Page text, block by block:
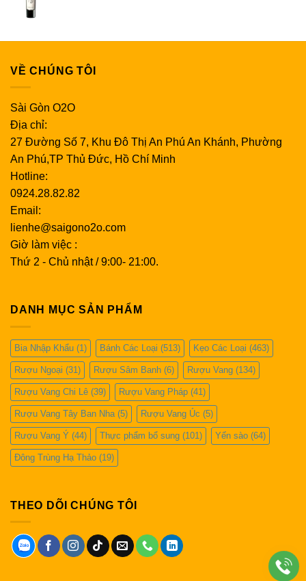
VỀ CHÚNG TÔI
Sài Gòn O2O
Địa chỉ:
27 Đường Số 7, Khu Đô Thị An Phú An Khánh, Phường
An Phú,TP Thủ Đức, Hồ Chí Minh
Hotline:
0924.28.82.82
Email:
lienhe@saigono2o.com
Giờ làm việc :
Thứ 2 - Chủ nhật / 9:00- 21:00.
DANH MỤC SẢN PHẨM
Bia Nhập Khẩu (1) Bánh Các Loại (513) Kẹo Các Loại (463)
Rượu Ngoại (31) Rượu Sâm Banh (6) Rượu Vang (134)
Rượu Vang Chi Lê (39) Rượu Vang Pháp (41)
Rượu Vang Tây Ban Nha (5) Rượu Vang Úc (5)
Rượu Vang Ý (44) Thực phẩm bổ sung (101) Yến sào (64)
Đông Trùng Hạ Thảo (19)
THEO DÕI CHÚNG TÔI